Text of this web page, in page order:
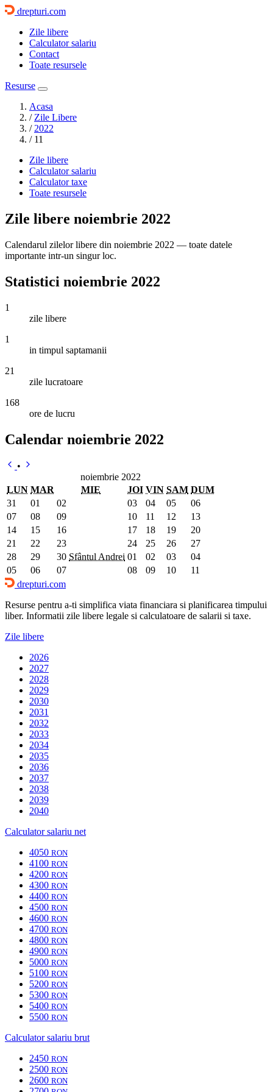
drepturi.com
Zile libere
Calculator salariu
Contact
Toate resursele
Resurse
Acasa
/ Zile Libere
/ 2022
/ 11
Zile libere
Calculator salariu
Calculator taxe
Toate resursele
Zile libere noiembrie 2022
Calendarul zilelor libere din noiembrie 2022 — toate datele
importante intr-un singur loc.
Statistici noiembrie 2022
1
zile libere
1
in timpul saptamanii
21
zile lucratoare
168
ore de lucru
Calendar noiembrie 2022
•
noiembrie 2022
LUN MAR MIE JOI VIN SAM DUM
31
01 02 03 04 05
06
07
08 09 10 11 12
13
14
15 16 17 18 19
20
21
22 23 24 25 26
27
28
29 30 Sfântul Andrei 01 02 03
04
05
06 07 08 09 10
11
drepturi.com
Resurse pentru a-ti simplifica viata financiara si planificarea timpului
liber. Informatii zile libere legale si calculatoare de salarii si taxe.
Zile libere
2026
2027
2028
2029
2030
2031
2032
2033
2034
2035
2036
2037
2038
2039
2040
Calculator salariu net
4050 RON
4100 RON
4200 RON
4300 RON
4400 RON
4500 RON
4600 RON
4700 RON
4800 RON
4900 RON
5000 RON
5100 RON
5200 RON
5300 RON
5400 RON
5500 RON
Calculator salariu brut
2450 RON
2500 RON
2600 RON